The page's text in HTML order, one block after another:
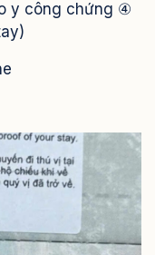
y công chứng ④